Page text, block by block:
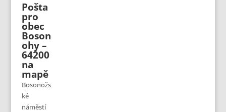
Pošta
pro
obec
Boson
ohy –
64200
na
mapě
Bosonožs
ké
náměstí